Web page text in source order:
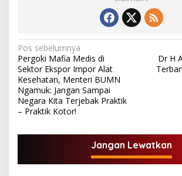
N
a
v
i
g
a
i
Pos sebelumnya
Pergoki Mafia Medis di
Sektor Ekspor Impor Alat
Kesehatan, Menteri BUMN
Ngamuk: Jangan Sampai
Negara Kita Terjebak Praktik
– Praktik Kotor!
Dr H
Jangan Lewatkan